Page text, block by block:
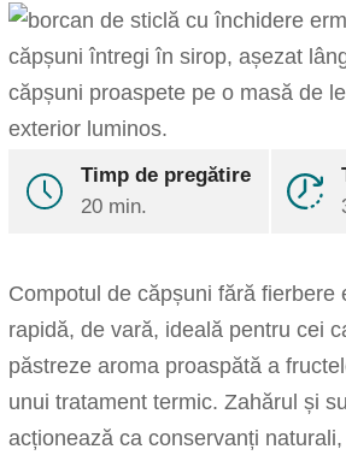
Share
via
Email
Print
Timp de pregătire
20 min.
Compotul de căpșuni fără fierbere
rapidă, de vară, ideală pentru cei
păstreze aroma proaspătă a
unui tratament termic. Zahărul și
acționează ca conservanți